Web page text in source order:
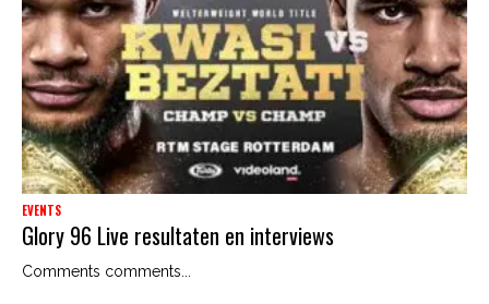
EVENTS
Glory 96 Live resultaten en interviews
Comments comments...